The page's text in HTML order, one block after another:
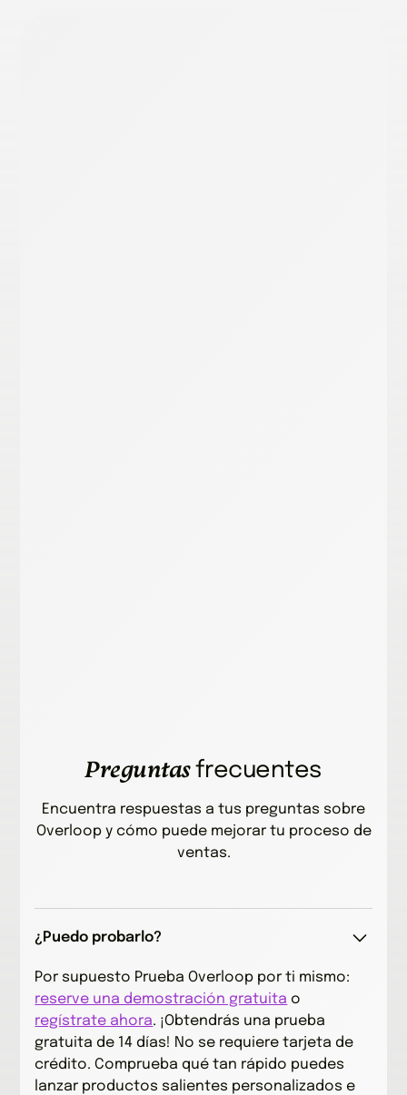
Preguntasfrecuentes
Encuentra respuestas a tus preguntas sobre
Overloop y cómo puede mejorar tu proceso de
ventas.
¿Puedo probarlo?
Por supuesto Prueba Overloop por ti mismo:
reserve una demostración gratuita o
regístrate ahora. ¡Obtendrás una prueba
gratuita de 14 días! No se requiere tarjeta de
crédito. Comprueba qué tan rápido puedes
lanzar productos salientes personalizados e